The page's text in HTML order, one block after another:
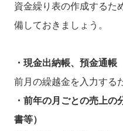
資金繰り表の作成するた
備しておきましょう。
・現金出納帳、預金通帳
前月の繰越金を入力する
・前年の月ごとの売上の
書等）